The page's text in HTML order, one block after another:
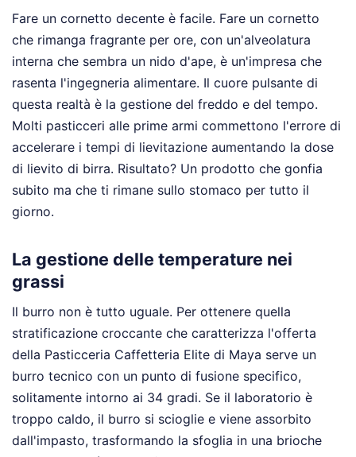
Fare un cornetto decente è facile. Fare un cornetto
che rimanga fragrante per ore, con un'alveolatura
interna che sembra un nido d'ape, è un'impresa che
rasenta l'ingegneria alimentare. Il cuore pulsante di
questa realtà è la gestione del freddo e del tempo.
Molti pasticceri alle prime armi commettono l'errore di
accelerare i tempi di lievitazione aumentando la dose
di lievito di birra. Risultato? Un prodotto che gonfia
subito ma che ti rimane sullo stomaco per tutto il
giorno.
La gestione delle temperature nei
grassi
Il burro non è tutto uguale. Per ottenere quella
stratificazione croccante che caratterizza l'offerta
della Pasticceria Caffetteria Elite di Maya serve un
burro tecnico con un punto di fusione specifico,
solitamente intorno ai 34 gradi. Se il laboratorio è
troppo caldo, il burro si scioglie e viene assorbito
dall'impasto, trasformando la sfoglia in una brioche